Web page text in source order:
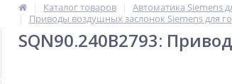
Каталог товаров
Автоматика Siemens
Приводы воздушных заслонок Siemens для
SQN90.240B2793: